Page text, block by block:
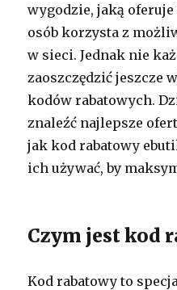
wygodzie, jaką
osób korzysta z
w sieci. Jednak nie
zaoszczędzić jeszcze
kodów rabatowych.
znaleźć najlepsze
jak kod rabatowy
ich używać, by
Czym jest kod
Kod rabatowy to